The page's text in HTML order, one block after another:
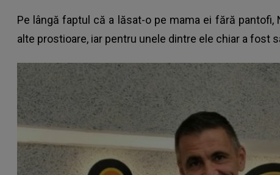
Pe lângă faptul că a lăsat-o pe mama ei fără
alte prostioare, iar pentru unele dintre ele chiar a fost